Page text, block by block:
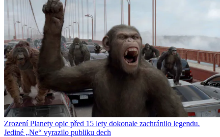
Zrození Planety opic před 15 lety dokonale zachránilo legendu.
Jediné „Ne“ vyrazilo publiku dech